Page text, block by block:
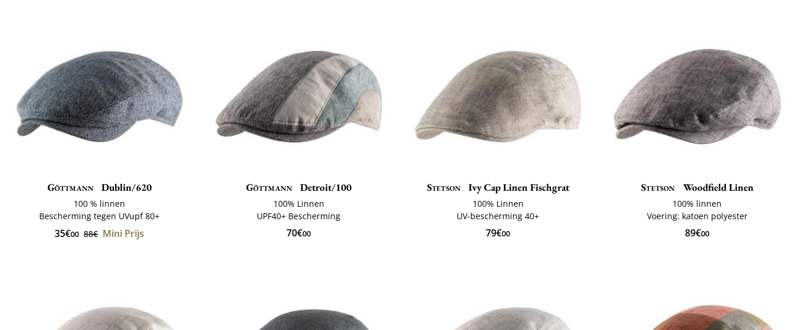
Göttmann Dublin/620
100 % linnen
Bescherming tegen UVupf 80+
35€00 88€ Mini Prijs
Göttmann Detroit/100
100% Linnen
UPF40+ Bescherming
70€00
Stetson Ivy Cap Linen Fischgrat
100% Linnen
UV-bescherming 40+
79€00
Stetson Woodfield Linen
100% linnen
Voering: katoen polyester
89€00